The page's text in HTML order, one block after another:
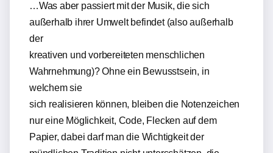
…Was aber passiert mit der Musik, die sich
außerhalb ihrer Umwelt befindet (also außerhalb
der
kreativen und vorbereiteten menschlichen
Wahrnehmung)? Ohne ein Bewusstsein, in
welchem sie
sich realisieren können, bleiben die Notenzeichen
nur eine Möglichkeit, Code, Flecken auf dem
Papier, dabei darf man die Wichtigkeit der